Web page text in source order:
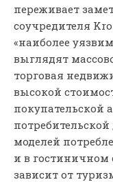
переживает
соучредителя
«наиболее
выглядят
торговая
высокой
покупательской
моделей
и в гостиничном
зависит от